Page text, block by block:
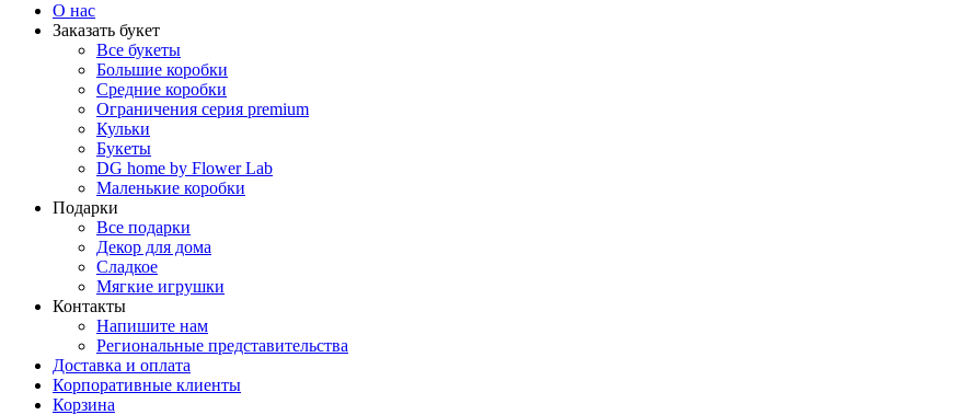
О нас
Заказать букет
Все букеты
Большие коробки
Средние коробки
Ограничения серия premium
Кульки
Букеты
DG home by Flower Lab
Маленькие коробки
Подарки
Все подарки
Декор для дома
Сладкое
Мягкие игрушки
Контакты
Напишите нам
Региональные представительства
Доставка и оплата
Корпоративные клиенты
Корзина